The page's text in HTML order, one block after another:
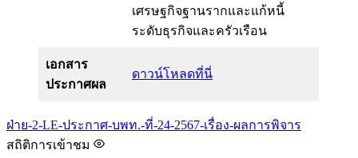
เศรษฐกิจฐานรากและแก้หนี้
ระดับธุรกิจและครัวเรือน
เอกสาร
ประกาศผล
ดาวน์โหลดที่นี่
ฝ่าย-2-LE-ประกาศ-บพท.-ที่-24-2567-เรื่อง-ผลการพิจาร
สถิติการเข้าชม